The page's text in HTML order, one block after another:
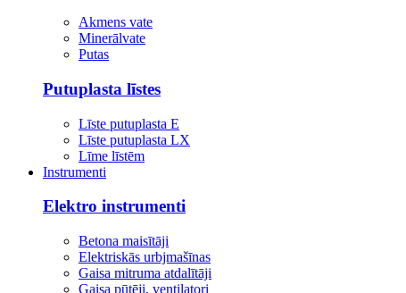
Akmens vate
Minerālvate
Putas
Putuplasta līstes
Līste putuplasta E
Līste putuplasta LX
Līme līstēm
Instrumenti
Elektro instrumenti
Betona maisītāji
Elektriskās urbjmašīnas
Gaisa mitruma atdalītāji
Gaisa pūtēji, ventilatori